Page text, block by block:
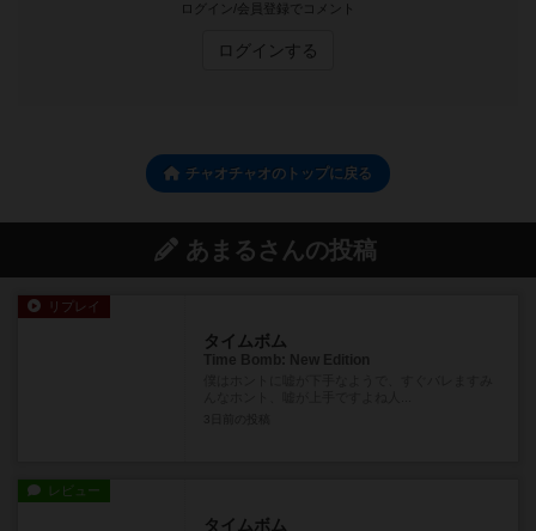
ログイン/会員登録でコメント
ログインする
チャオチャオのトップに戻る
あまるさんの投稿
リプレイ
タイムボム
レビュー
タイムボム